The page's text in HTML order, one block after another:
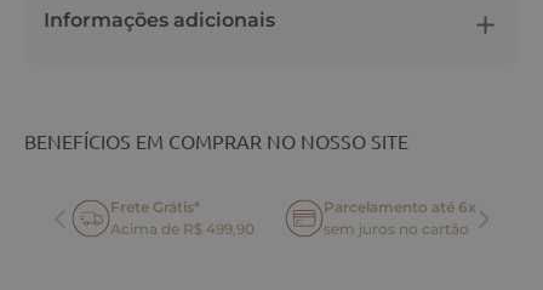
Informações adicionais
BENEFÍCIOS EM COMPRAR NO NOSSO SITE
Frete Grátis*
Acima de R$ 499,90
Parcelamento até 6x
sem juros no cartão